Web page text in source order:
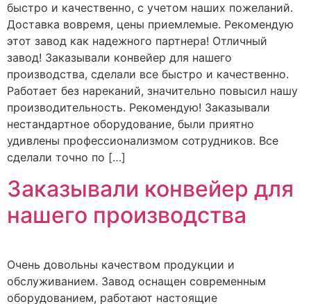
быстро и качественно, с учетом наших пожеланий.
Доставка вовремя, цены приемлемые. Рекомендую
этот завод как надежного партнера! Отличный
завод! Заказывали конвейер для нашего
производства, сделали все быстро и качественно.
Работает без нареканий, значительно повысил нашу
производительность. Рекомендую! Заказывали
нестандартное оборудование, были приятно
удивлены профессионализмом сотрудников. Все
сделали точно по […]
Заказывали конвейер для
нашего производства
Очень довольны качеством продукции и
обслуживанием. Завод оснащен современным
оборудованием, работают настоящие